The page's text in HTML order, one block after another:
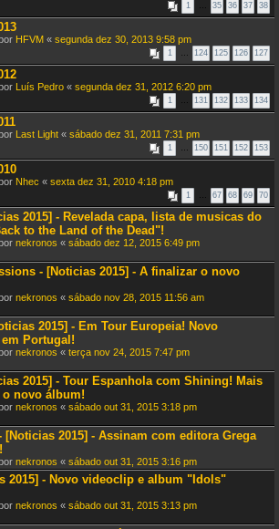
1 … 35 36 37 38
HFVM « segunda dez 30, 2013 9:58 pm
1 … 124 125 126 127
Luís Pedro « segunda dez 31, 2012 6:20 pm
1 … 131 132 133 134
Last Light « sábado dez 31, 2011 7:31 pm
1 … 150 151 152 153
Nhec « sexta dez 31, 2010 4:18 pm
1 … 67 68 69 70
2015] - Revelada capa, lista de musicas do
to the Land of the Dead"!
nekronos « sábado dez 12, 2015 6:49 pm
- [Noticias 2015] - A finalizar o novo
nekronos « sábado nov 28, 2015 11:56 am
2015] - Em Tour Europeia! Novo
Portugal!
nekronos « terça nov 24, 2015 7:47 pm
2015] - Tour Espanhola com Shining! Mais
novo álbum!
nekronos « sábado out 31, 2015 3:18 pm
[Noticias 2015] - Assinam com editora Grega
nekronos « sábado out 31, 2015 3:16 pm
2015] - Novo videoclip e album "Idols"
nekronos « sábado out 31, 2015 3:13 pm